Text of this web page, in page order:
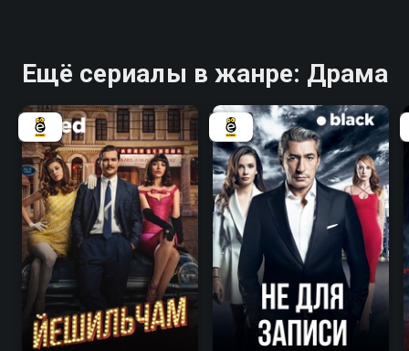
Ещё сериалы в жанре: Драма
7.4 7.8